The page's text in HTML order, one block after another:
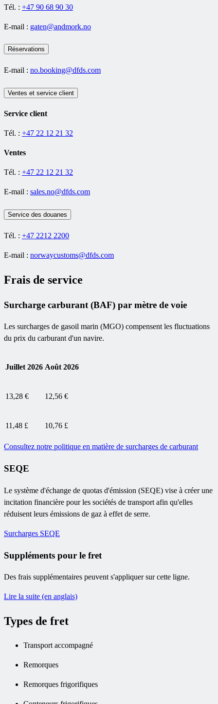
Tél. : +47 90 68 90 30
E-mail : gaten@andmork.no
Réservations
E-mail : no.booking@dfds.com
Ventes et service client
Service client
Tél. : +47 22 12 21 32
Ventes
Tél. : +47 22 12 21 32
E-mail : sales.no@dfds.com
Service des douanes
Tél. : +47 2212 2200
E-mail : norwaycustoms@dfds.com
Frais de service
Surcharge carburant (BAF) par mètre de voie
Les surcharges de gasoil marin (MGO) compensent les fluctuations
du prix du carburant d'un navire.
Juillet 2026 Août 2026
13,28 € 12,56 €
11,48 £ 10,76 £
Consultez notre politique en matière de surcharges de carburant
SEQE
Le système d'échange de quotas d'émission (SEQE) vise à créer une
incitation financière pour les sociétés de transport afin qu'elles
réduisent leurs émissions de gaz à effet de serre.
Surcharges SEQE
Suppléments pour le fret
Des frais supplémentaires peuvent s'appliquer sur cette ligne.
Lire la suite (en anglais)
Types de fret
Transport accompagné
Remorques
Remorques frigorifiques